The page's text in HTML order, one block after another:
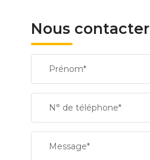
Nous contacter
Prénom*
N° de téléphone*
Message*